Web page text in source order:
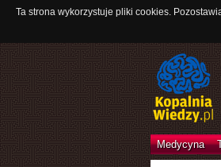
Ta strona wykorzystuje pliki cookies.
Medycyna